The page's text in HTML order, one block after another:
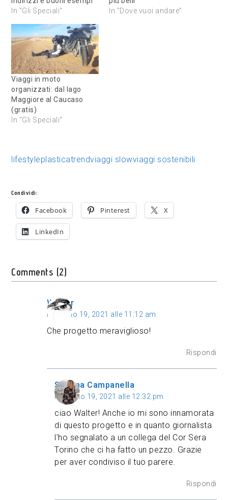
In "Gli Speciali"
In "Dove vuoi andare"
Viaggi in moto
organizzati: dal lago
Maggiore al Caucaso
(gratis)
In "Gli Speciali"
lifestyleplasticatrendviaggi slowviaggi sostenibili
Condividi:
Facebook Pinterest X
LinkedIn
Comments (2)
Walter
Febbraio 19, 2021 alle 11:12 am
Che progetto meraviglioso!
Rispondi
Sabrina Campanella
Febbraio 19, 2021 alle 12:32 pm
ciao Walter! Anche io mi sono innamorata
di questo progetto e in quanto giornalista
l’ho segnalato a un collega del Cor Sera
Torino che ci ha fatto un pezzo. Grazie
per aver condiviso il tuo parere.
Rispondi